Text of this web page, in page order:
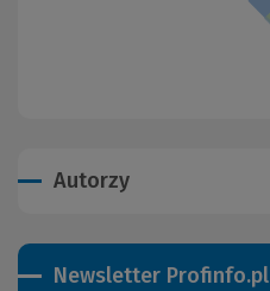
Autorzy
Newsletter Profinfo.pl